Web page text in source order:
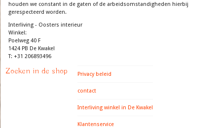
houden we constant in de gaten of de arbeidsomstandigheden hierbij
gerespecteerd worden.
Interliving - Oosters interieur
Winkel:
Poelweg 40 F
1424 PB De Kwakel
T: +31 206893496
Zoeken in de shop Privacy beleid
contact
Interliving winkel in De Kwakel
Klantenservice